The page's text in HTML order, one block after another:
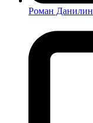
Роман Данилин